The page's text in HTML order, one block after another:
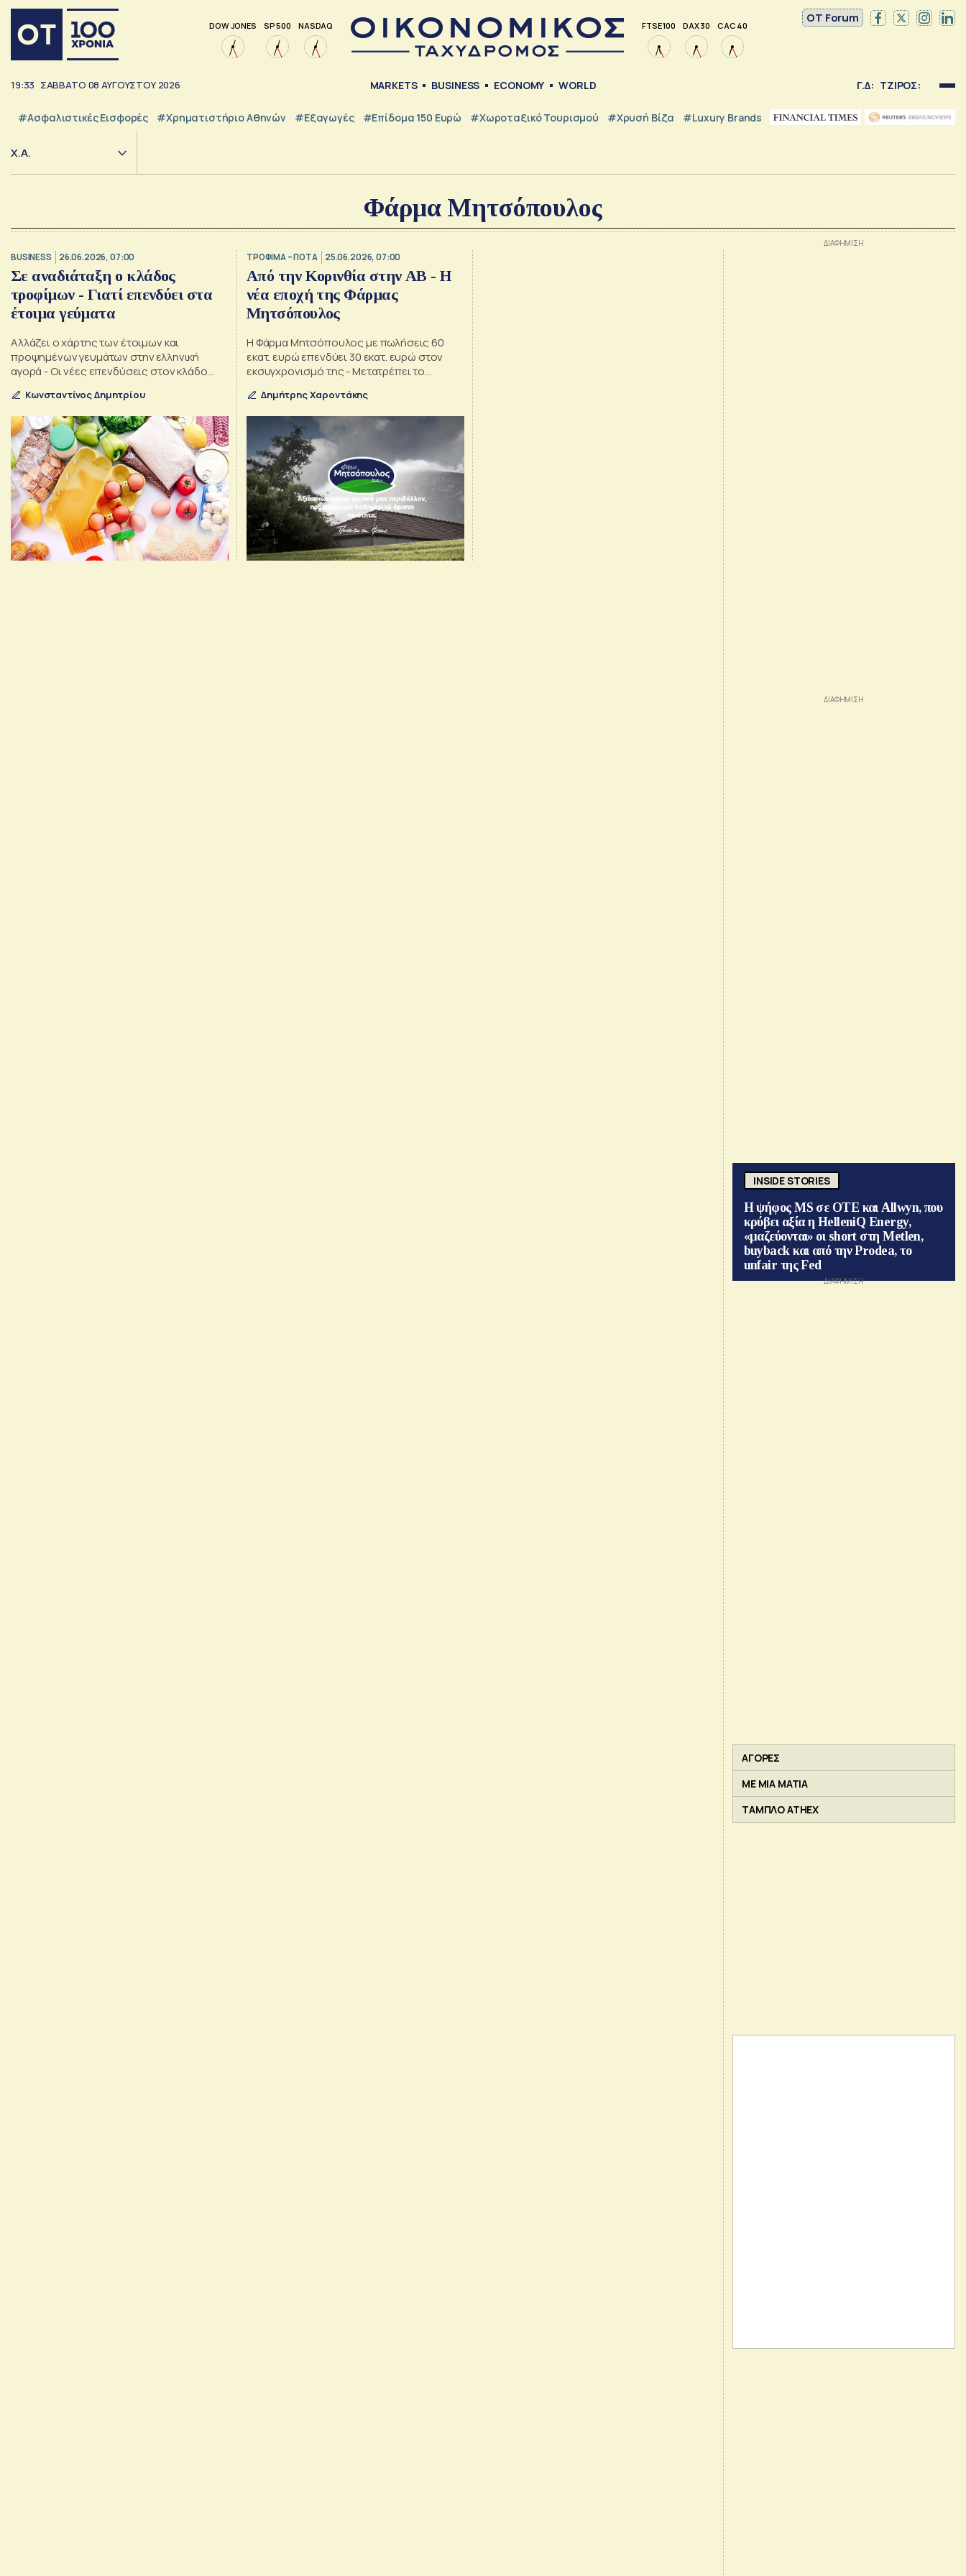
DOW JONES SP 500 NASDAQ FTSE 100 DAX 30 CAC 40
OT Forum
19:33 ΣΑΒΒΑΤΟ 08 ΑΥΓΟΥΣΤΟΥ 2026 MARKETS BUSINESS ECONOMY WORLD Γ.Δ: ΤΖΙΡΟΣ:
#Ασφαλιστικές Εισφορές #Χρηματιστήριο Αθηνών #εξαγωγές #Επίδομα 150 Ευρώ #Χωροταξικό Τουρισμού #Χρυσή Βίζα #luxury Brands
Χ.Α.
Φάρμα Μητσόπουλος
BUSINESS 26.06.2026, 07:00
Σε αναδιάταξη ο κλάδος
τροφίμων - Γιατί επενδύει στα
έτοιμα γεύματα
Αλλάζει ο χάρτης των έτοιμων και
προψημένων γευμάτων στην ελληνική
αγορά - Οι νέες επενδύσεις στον κλάδο
Κωνσταντίνος Δημητρίου
ΤΡΟΦΙΜΑ – ΠΟΤΑ 25.06.2026, 07:00
Από την Κορινθία στην ΑΒ - Η
νέα εποχή της Φάρμας
Μητσόπουλος
Η Φάρμα Μητσόπουλος με πωλήσεις 60
εκατ. ευρώ επενδύει 30 εκατ. ευρώ στον
εκσυγχρονισμό της - Μετατρέπει το
εξαγορές και είσοδο σε νέες κατηγορίες
πρωτεΐνης
Δημήτρης Χαροντάκης
INSIDE STORIES
Η ψήφος MS σε ΟΤΕ και Allwyn, που
κρύβει αξία η HelleniQ Energy,
«μαζεύονται» οι short στη Metlen,
buyback και από την Prodea, το
unfair της Fed
ΑΓΟΡΕΣ
ΜΕ ΜΙΑ ΜΑΤΙΑ
ΤΑΜΠΛΟ ATHEX